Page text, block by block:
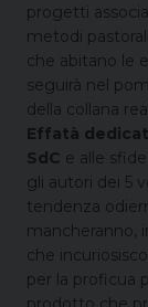
progetti
metodi
che abitano le
seguirà nel
della collana
Effatà
SdC e alle
gli autori dei 5
tendenza
mancheranno,
che
per la proficua